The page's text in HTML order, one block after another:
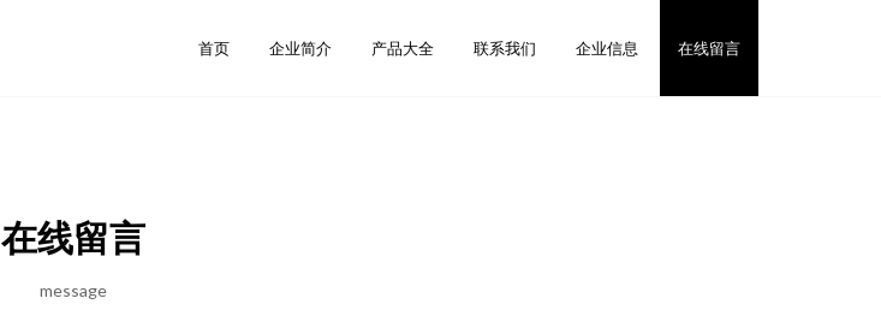
首页 企业简介 产品大全 联系我们 企业信息 在线留言
在线留言
message